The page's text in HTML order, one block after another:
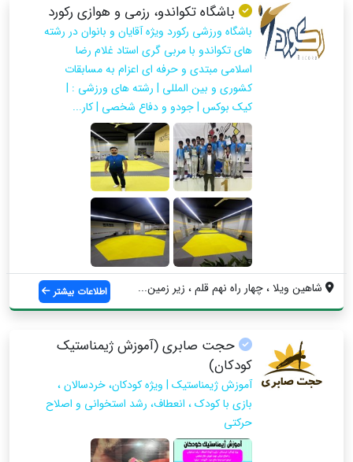
باشگاه تکواندو، رزمی و هوازی رکورد
باشگاه ورزشی رکورد ویژه آقایان و بانوان در رشته
های تکواندو با مربی گری استاد غلام رضا
اسلامی مبتدی و حرفه ای اعزام به مسابقات
کشوری و بین المللی | رشته های ورزشی : |
کیک بوکس | جودو و دفاع شخصی | کار...
شاهین ویلا ، چهار راه نهم قلم ، زیر زمین... اطلاعات بیشتر
حجت صابری (آموزش ژیمناستیک
کودکان)
آموزش ژیمناستیک | ویژه کودکان، خردسالان ،
بازی با کودک ، انعطاف، رشد استخوانی و اصلاح
حرکتی